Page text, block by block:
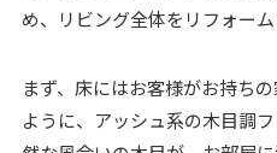
め、リビング全体をリフォー
まず、床にはお客様がお持ち
ように、アッシュ系の木目調